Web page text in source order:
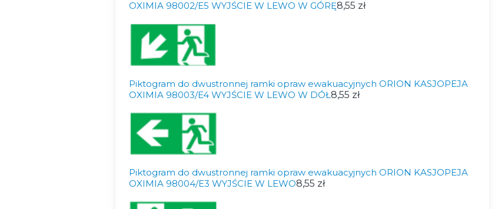
OXIMIA 98002/E5 WYJŚCIE W LEWO W GÓRĘ8,55 zł
Piktogram do dwustronnej ramki opraw ewakuacyjnych ORION KASJOPEJA
OXIMIA 98003/E4 WYJŚCIE W LEWO W DÓŁ 8,55 zł
Piktogram do dwustronnej ramki opraw ewakuacyjnych ORION KASJOPEJA
OXIMIA 98004/E3 WYJŚCIE W LEWO8,55 zł